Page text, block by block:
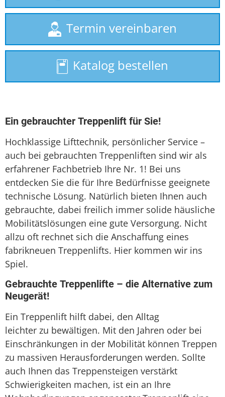
Plattformlift
Rollstuhllift
Seniorenlift
Treppenaufzug
Treppenlift
Treppenlift mieten
Termin vereinbaren
Katalog bestellen
Ein gebrauchter Treppenlift für Sie!
Hochklassige Lifttechnik, persönlicher Service –
auch bei gebrauchten Treppenliften sind wir als
erfahrener Fachbetrieb Ihre Nr. 1! Bei uns
entdecken Sie die für Ihre Bedürfnisse geeignete
technische Lösung. Natürlich bieten Ihnen auch
gebrauchte, dabei freilich immer solide häusliche
Mobilitätslösungen eine gute Versorgung. Nicht
allzu oft rechnet sich die Anschaffung eines
fabrikneuen Treppenlifts. Hier kommen wir ins
Spiel.
Gebrauchte Treppenlifte – die Alternative zum
Neugerät!
Ein Treppenlift hilft dabei, den Alltag
leichter zu bewältigen. Mit den Jahren oder bei
Einschränkungen in der Mobilität können Treppen
zu massiven Herausforderungen werden. Sollte
auch Ihnen das Treppensteigen verstärkt
Schwierigkeiten machen, ist ein an Ihre